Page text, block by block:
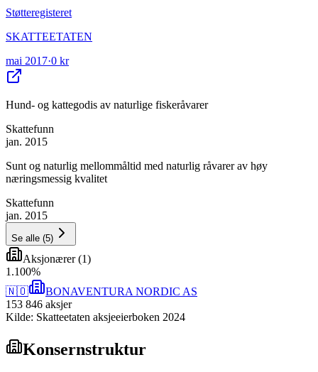
Støtteregisteret
SKATTEETATEN
mai 2017·0 kr
Hund- og kattegodis av naturlige fiskeråvarer
Skattefunn
jan. 2015
Sunt og naturlig mellommåltid med naturlig råvarer av høy
næringsmessig kvalitet
Skattefunn
jan. 2015
Se alle (5)
Aksjonærer(1)
1 .100%
🇳🇴
BONAVENTURA NORDIC AS
153 846 aksjer
Kilde: Skatteetaten aksjeeierboken 2024
Konsernstruktur